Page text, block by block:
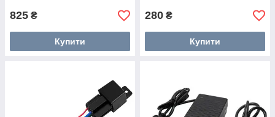
825 ₴
Купити
280 ₴
Купити